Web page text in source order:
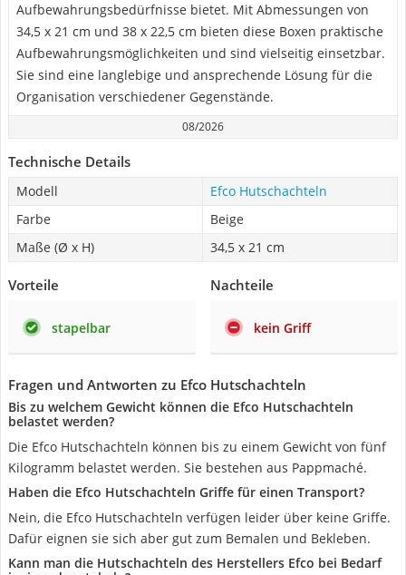
Aufbewahrungsbedürfnisse bietet. Mit Abmessungen von
34,5 x 21 cm und 38 x 22,5 cm bieten diese Boxen praktische
Aufbewahrungsmöglichkeiten und sind vielseitig einsetzbar.
Sie sind eine langlebige und ansprechende Lösung für die
Organisation verschiedener Gegenstände.
08/2026
Technische Details
Modell
Efco Hutschachteln
Farbe
Beige
Maße (Ø x H)
34,5 x 21 cm
Vorteile
stapelbar
Nachteile
kein Griff
Fragen und Antworten zu Efco Hutschachteln
Bis zu welchem Gewicht können die Efco Hutschachteln
belastet werden?
Die Efco Hutschachteln können bis zu einem Gewicht von fünf
Kilogramm belastet werden. Sie bestehen aus Pappmaché.
Haben die Efco Hutschachteln Griffe für einen Transport?
Nein, die Efco Hutschachteln verfügen leider über keine Griffe.
Dafür eignen sie sich aber gut zum Bemalen und Bekleben.
Kann man die Hutschachteln des Herstellers Efco bei Bedarf